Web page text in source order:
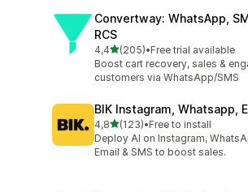
Convertway: WhatsApp,
RCS
4,4z 5 hvězd
(205)
Celkový počet recenzí: 205
•Free trial available
Boost cart recovery, sales &
customers via WhatsApp/SMS
BIK Instagram, Whatsapp,
4,8z 5 hvězd
(123)
Celkový počet recenzí: 123
•Free to install
Deploy AI on Instagram,
Email & SMS to boost sales.